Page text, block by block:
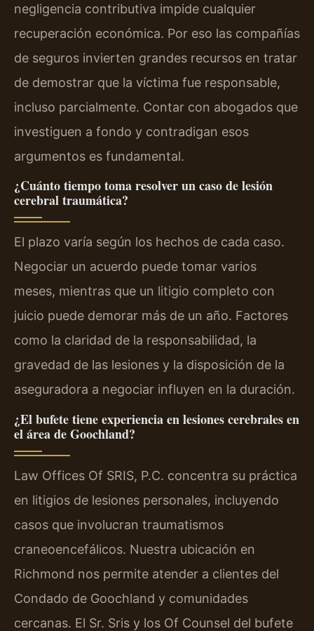
negligencia contributiva impide cualquier
recuperación económica. Por eso las compañías
de seguros invierten grandes recursos en tratar
de demostrar que la víctima fue responsable,
incluso parcialmente. Contar con abogados que
investiguen a fondo y contradigan esos
argumentos es fundamental.
¿Cuánto tiempo toma resolver un caso de lesión
cerebral traumática?
El plazo varía según los hechos de cada caso.
Negociar un acuerdo puede tomar varios
meses, mientras que un litigio completo con
juicio puede demorar más de un año. Factores
como la claridad de la responsabilidad, la
gravedad de las lesiones y la disposición de la
aseguradora a negociar influyen en la duración.
¿El bufete tiene experiencia en lesiones cerebrales en
el área de Goochland?
Law Offices Of SRIS, P.C. concentra su práctica
en litigios de lesiones personales, incluyendo
casos que involucran traumatismos
craneoencefálicos. Nuestra ubicación en
Richmond nos permite atender a clientes del
Condado de Goochland y comunidades
cercanas. El Sr. Sris y los Of Counsel del bufete